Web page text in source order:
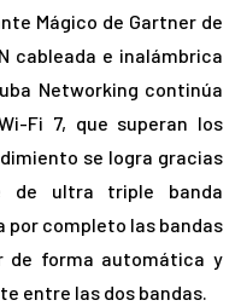
Mágico de Gartner de
cableada e inalámbrica
Networking continúa
Fi 7, que superan los
se logra gracias
de ultra triple banda
por completo las bandas
de forma automática y
entre las dos bandas.